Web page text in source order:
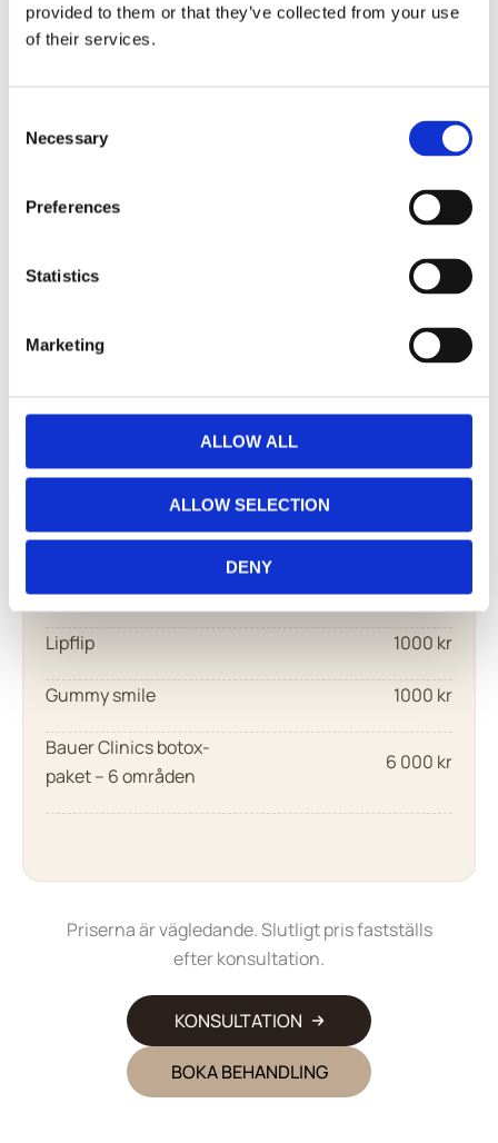
provided to them or that they’ve collected from your use
of their services.
Selection
Necessary
Preferences
Statistics
Marketing
ALLOW ALL
ALLOW SELECTION
DENY
PRISER & BEHANDLINGAR
behandling
0 kr
Botox – 1 område 2500 kr
3 500 kr
Hel behandling 4
käkspänningar
Lipflip 1000 kr
Gummy smile 1000 kr
Bauer Clinics botox-
paket – 6 områden
6 000 kr
Priserna är vägledande. Slutligt pris fastställs
efter konsultation.
KONSULTATION
BOKA BEHANDLING